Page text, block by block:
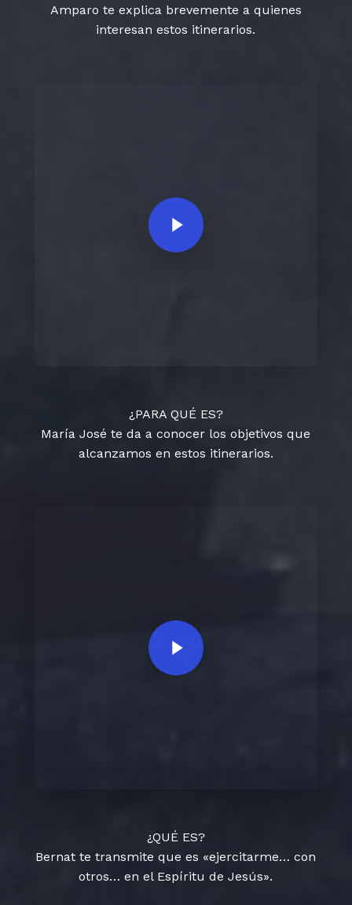
Amparo te explica brevemente a quienes
interesan estos itinerarios.
Play Video
¿PARA QUÉ ES?
María José te da a conocer los objetivos que
alcanzamos en estos itinerarios.
Play Video
¿QUÉ ES?
Bernat te transmite que es «ejercitarme… con
otros… en el Espíritu de Jesús».